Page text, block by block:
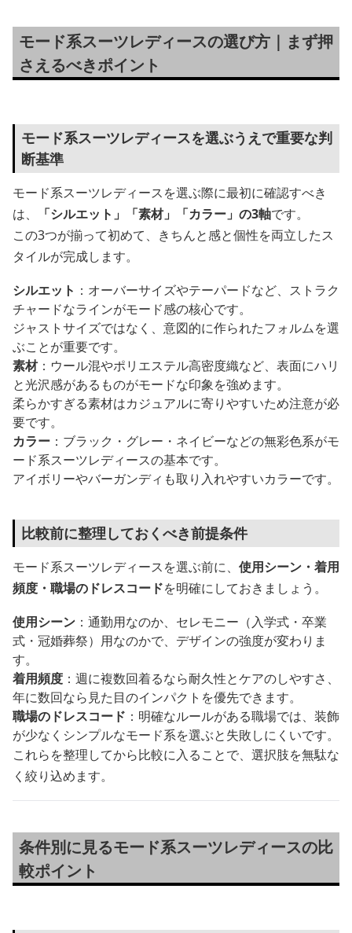
モード系スーツレディースの選び方｜まず押
さえるべきポイント
モード系スーツレディースを選ぶうえで重要な判
断基準
モード系スーツレディースを選ぶ際に最初に確認すべき
は、
「シルエット」「素材」「カラー」の3軸です。
この3つが揃って初めて、きちんと感と個性を両立したス
タイルが完成します。
シルエット ：オーバーサイズやテーパードなど、ストラク
チャードなラインがモード感の核心です。
ジャストサイズではなく、意図的に作られたフォルムを選
ぶことが重要です。
素材：ウール混やポリエステル高密度織など、表面にハリ
と光沢感があるものがモードな印象を強めます。
柔らかすぎる素材はカジュアルに寄りやすいため注意が必
要です。
カラー ：ブラック・グレー・ネイビーなどの無彩色系がモ
ード系スーツレディースの基本です。
アイボリーやバーガンディも取り入れやすいカラーです。
比較前に整理しておくべき前提条件
モード系スーツレディースを選ぶ前に、 使用シーン・着用
頻度・職場のドレスコードを明確にしておきましょう。
使用シーン ：通勤用なのか、セレモニー（入学式・卒業
式・冠婚葬祭）用なのかで、デザインの強度が変わりま
す。
着用頻度 ：週に複数回着るなら耐久性とケアのしやすさ、
年に数回なら見た目のインパクトを優先できます。
職場のドレスコード ：明確なルールがある職場では、装飾
が少なくシンプルなモード系を選ぶと失敗しにくいです。
これらを整理してから比較に入ることで、選択肢を無駄な
く絞り込めます。
条件別に見るモード系スーツレディースの比
較ポイント